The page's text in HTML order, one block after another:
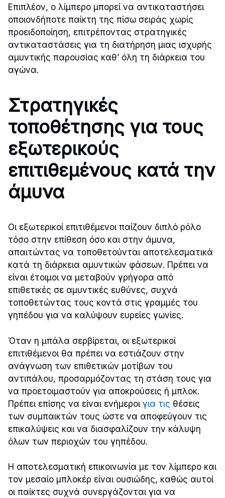
Επιπλέον, ο λίμπερο μπορεί να αντικαταστήσει
οποιονδήποτε παίκτη της πίσω σειράς χωρίς
προειδοποίηση, επιτρέποντας στρατηγικές
αντικαταστάσεις για τη διατήρηση μιας ισχυρής
αμυντικής παρουσίας καθ’ όλη τη διάρκεια του
αγώνα.
Στρατηγικές
τοποθέτησης για τους
εξωτερικούς
επιτιθεμένους κατά την
άμυνα
Οι εξωτερικοί επιτιθέμενοι παίζουν διπλό ρόλο
τόσο στην επίθεση όσο και στην άμυνα,
απαιτώντας να τοποθετούνται αποτελεσματικά
κατά τη διάρκεια αμυντικών φάσεων. Πρέπει να
είναι έτοιμοι να μεταβούν γρήγορα από
επιθετικές σε αμυντικές ευθύνες, συχνά
τοποθετώντας τους κοντά στις γραμμές του
γηπέδου για να καλύψουν ευρείες γωνίες.
Όταν η μπάλα σερβίρεται, οι εξωτερικοί
επιτιθέμενοι θα πρέπει να εστιάζουν στην
ανάγνωση των επιθετικών μοτίβων του
αντιπάλου, προσαρμόζοντας τη στάση τους για
να προετοιμαστούν για αποκρούσεις ή μπλοκ.
Πρέπει επίσης να είναι ενήμεροι για τις θέσεις
των συμπαικτών τους ώστε να αποφεύγουν τις
επικαλύψεις και να διασφαλίζουν την κάλυψη
όλων των περιοχών του γηπέδου.
Η αποτελεσματική επικοινωνία με τον λίμπερο και
τον μεσαίο μπλοκέρ είναι ουσιώδης, καθώς αυτοί
οι παίκτες συχνά συνεργάζονται για να